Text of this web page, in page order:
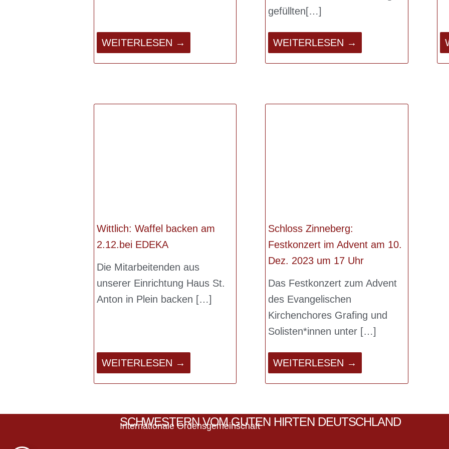
WEITERLESEN →
gefüllten
WEITERLESEN →
Wittlich: Waffel backen am
2.12.bei EDEKA
Die Mitarbeitenden aus
unserer Einrichtung Haus St.
Anton in Plein backen
WEITERLESEN →
Schloss Zinneberg:
Festkonzert im Advent am 10.
Dez. 2023 um 17 Uhr
Das Festkonzert zum Advent
des Evangelischen
Kirchenchores Grafing und
Solisten*innen unter
WEITERLESEN →
SCHWESTERN VOM GUTEN HIRTEN DEUTSCHLAND
Internationale Ordensgemeinschaft